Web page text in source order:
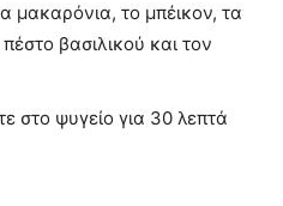
μακαρόνια, το μπέικον, τα
πέστο βασιλικού και τον
στο ψυγείο για 30 λεπτά